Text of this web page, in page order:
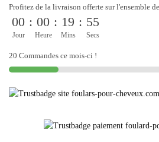
Profitez de la livraison offerte sur l'ensemble
00
Jour
: 00
Heure
: 19
Mins
: 55
Secs
20 Commandes ce mois-ci !